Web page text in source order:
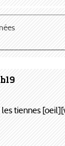
tiennes